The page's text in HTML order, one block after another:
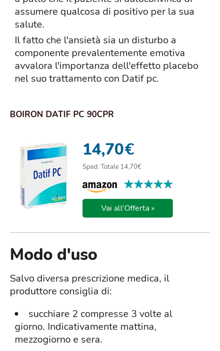
assumere qualcosa di positivo per la sua
salute.
Il fatto che l'ansietà sia un disturbo a
componente prevalentemente emotiva
avvalora l'importanza dell'effetto placebo
nel suo trattamento con Datif pc.
BOIRON DATIF PC 90CPR
14,70€
Sped. Totale 14,70€
★★★★★
★★★★★
Vai all'Offerta »
Modo d'uso
Salvo diversa prescrizione medica, il
produttore consiglia di:
succhiare 2 compresse 3 volte al
giorno. Indicativamente mattina,
mezzogiorno e sera.